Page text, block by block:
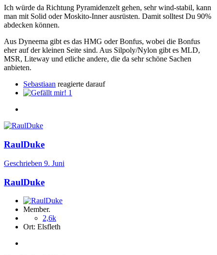
Ich würde da Richtung Pyramidenzelt gehen, sehr wind-stabil, kann
man mit Solid oder Moskito-Inner ausrüsten. Damit solltest Du 90%
abdecken können.
Aus Dyneema gibt es das HMG oder Bonfus, wobei die Bonfus
eher auf der kleinen Seite sind. Aus Silpoly/Nylon gibt es MLD,
MSR, Liteway und etliche andere, die da sehr schöne Sachen
anbieten.
Sebastiaan reagierte darauf
1
RaulDuke
Geschrieben 9. Juni
RaulDuke
Member.
2,6k
Ort: Elsfleth